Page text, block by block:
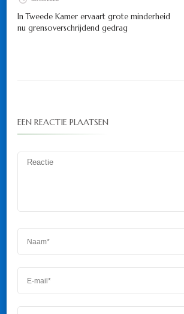
In Tweede Kamer ervaart grote minderheid
nu grensoverschrijdend gedrag
EEN REACTIE PLAATSEN